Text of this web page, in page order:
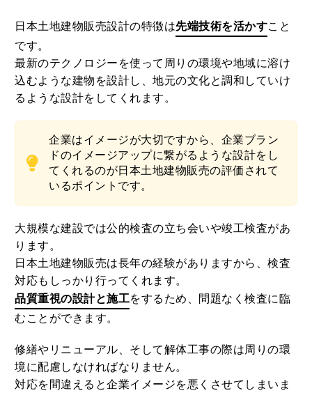
日本土地建物販売設計の特徴は先端技術を活かすこと
です。
最新のテクノロジーを使って周りの環境や地域に溶け
込むような建物を設計し、地元の文化と調和していけ
るような設計をしてくれます。
企業はイメージが大切ですから、企業ブラン
ドのイメージアップに繋がるような設計をし
てくれるのが日本土地建物販売の評価されて
いるポイントです。
大規模な建設では公的検査の立ち会いや竣工検査があ
ります。
日本土地建物販売は長年の経験がありますから、検査
対応もしっかり行ってくれます。
品質重視の設計と施工をするため、問題なく検査に臨
むことができます。
修繕やリニューアル、そして解体工事の際は周りの環
境に配慮しなければなりません。
対応を間違えると企業イメージを悪くさせてしまいま